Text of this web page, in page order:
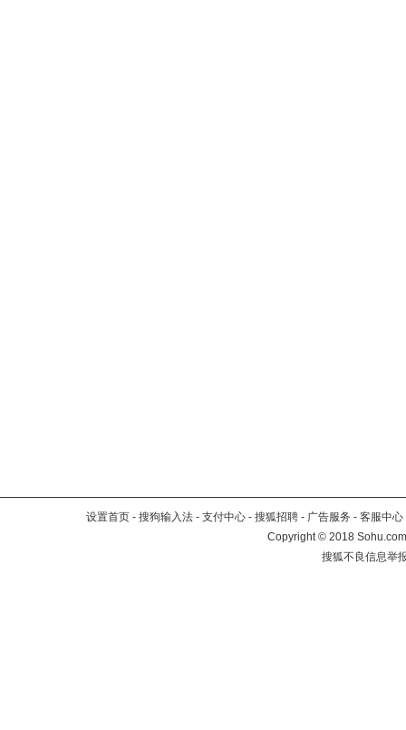
设置首页 - 搜狗输入法 - 支付中心 - 搜狐招聘 - 广告服务 - 客服中心
Copyright©2018
搜狐不良信息举